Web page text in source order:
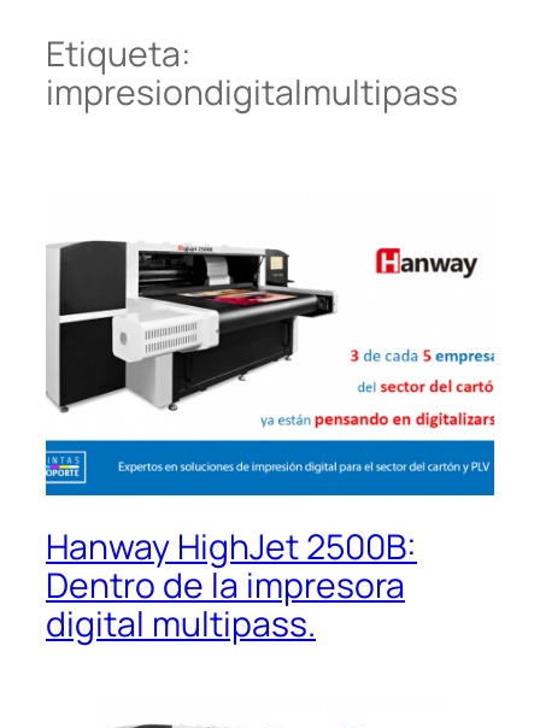
Etiqueta:
impresiondigitalmultipass
Hanway HighJet 2500B:
Dentro de la impresora
digital multipass.